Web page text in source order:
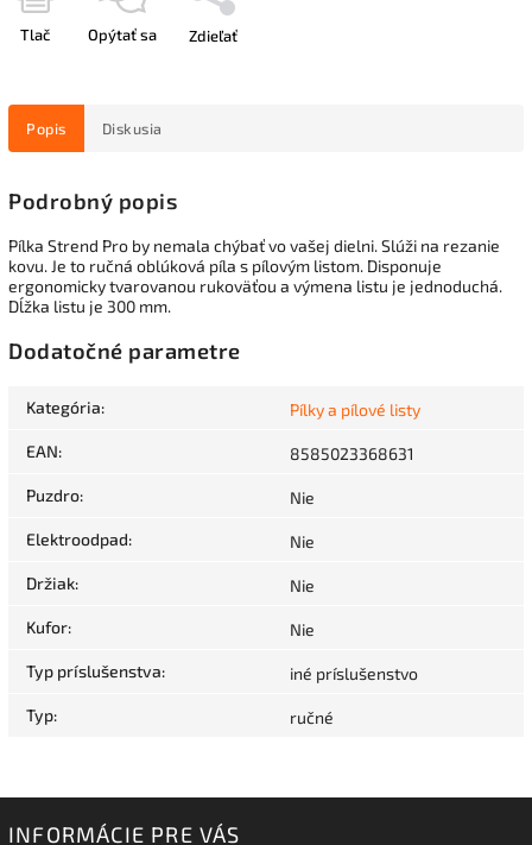
Tlač Opýtať sa Zdieľať
Popis Diskusia
Podrobný popis
Pílka Strend Pro by nemala chýbať vo vašej dielni. Slúži na rezanie
kovu. Je to ručná oblúková píla s pílovým listom. Disponuje
ergonomicky tvarovanou rukoväťou a výmena listu je jednoduchá.
Dĺžka listu je 300 mm.
Dodatočné parametre
Kategória: Pílky a pílové listy
EAN: 8585023368631
Puzdro: Nie
Elektroodpad: Nie
Držiak: Nie
Kufor: Nie
Typ príslušenstva: iné príslušenstvo
Typ: ručné
INFORMÁCIE PRE VÁS